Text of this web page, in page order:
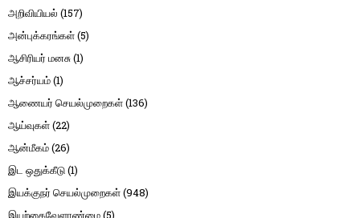
அறிவியியல் (157)
அன்புக்கரங்கள்(5)
ஆசிரியர் மனசு(1)
ஆச்சர்யம்(1)
ஆணையர் செயல்முறைகள்(136)
ஆய்வுகள்(22)
ஆன்மீகம்(26)
இட ஒதுக்கீடு(1)
இயக்குநர் செயல்முறைகள்(948)
இயற்கைவேளாண்மை(5)